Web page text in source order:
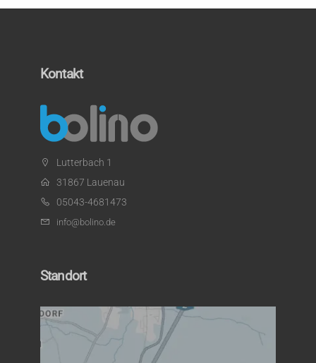
Kontakt
Lutterbach 1
31867 Lauenau
05043-4681473
info@bolino.de
Standort